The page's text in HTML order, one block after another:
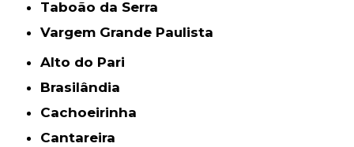
Taboão da Serra
Vargem Grande Paulista
Alto do Pari
Brasilândia
Cachoeirinha
Cantareira